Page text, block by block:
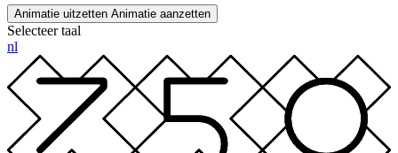
Animatie uitzetten Animatie aanzetten
Selecteer taal
nl